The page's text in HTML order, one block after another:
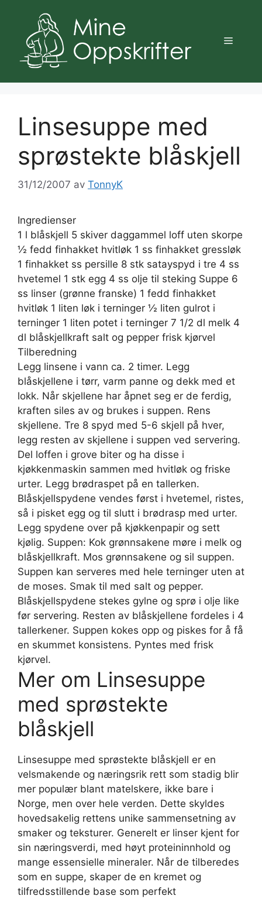
innhold
Meny
Linsesuppe med
sprøstekte blåskjell
31/12/2007 av TonnyK
Ingredienser
1 l blåskjell 5 skiver daggammel loff uten skorpe
½ fedd finhakket hvitløk 1 ss finhakket gressløk
1 finhakket ss persille 8 stk satayspyd i tre 4 ss
hvetemel 1 stk egg 4 ss olje til steking Suppe 6
ss linser (grønne franske) 1 fedd finhakket
hvitløk 1 liten løk i terninger ½ liten gulrot i
terninger 1 liten potet i terninger 7 1/2 dl melk 4
dl blåskjellkraft salt og pepper frisk kjørvel
Tilberedning
Legg linsene i vann ca. 2 timer. Legg
blåskjellene i tørr, varm panne og dekk med et
lokk. Når skjellene har åpnet seg er de ferdig,
kraften siles av og brukes i suppen. Rens
skjellene. Tre 8 spyd med 5-6 skjell på hver,
legg resten av skjellene i suppen ved servering.
Del loffen i grove biter og ha disse i
kjøkkenmaskin sammen med hvitløk og friske
urter. Legg brødraspet på en tallerken.
Blåskjellspydene vendes først i hvetemel, ristes,
så i pisket egg og til slutt i brødrasp med urter.
Legg spydene over på kjøkkenpapir og sett
kjølig. Suppen: Kok grønnsakene møre i melk og
blåskjellkraft. Mos grønnsakene og sil suppen.
Suppen kan serveres med hele terninger uten at
de moses. Smak til med salt og pepper.
Blåskjellspydene stekes gylne og sprø i olje like
før servering. Resten av blåskjellene fordeles i 4
tallerkener. Suppen kokes opp og piskes for å få
en skummet konsistens. Pyntes med frisk
kjørvel.
Mer om Linsesuppe
med sprøstekte
blåskjell
Linsesuppe med sprøstekte blåskjell er en
velsmakende og næringsrik rett som stadig blir
mer populær blant matelskere, ikke bare i
Norge, men over hele verden. Dette skyldes
hovedsakelig rettens unike sammensetning av
smaker og teksturer. Generelt er linser kjent for
sin næringsverdi, med høyt proteininnhold og
mange essensielle mineraler. Når de tilberedes
som en suppe, skaper de en kremet og
tilfredsstillende base som perfekt